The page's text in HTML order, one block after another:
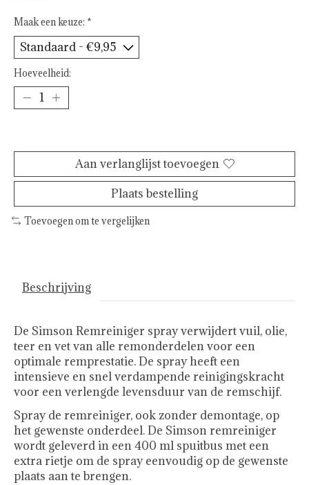
Maak een keuze: *
Hoeveelheid:
Aan verlanglijst toevoegen
Plaats bestelling
Toevoegen om te vergelijken
Beschrijving
De Simson Remreiniger spray verwijdert vuil, olie,
teer en vet van alle remonderdelen voor een
optimale remprestatie. De spray heeft een
intensieve en snel verdampende reinigingskracht
voor een verlengde levensduur van de remschijf.
Spray de remreiniger, ook zonder demontage, op
het gewenste onderdeel. De Simson remreiniger
wordt geleverd in een 400 ml spuitbus met een
extra rietje om de spray eenvoudig op de gewenste
plaats aan te brengen.